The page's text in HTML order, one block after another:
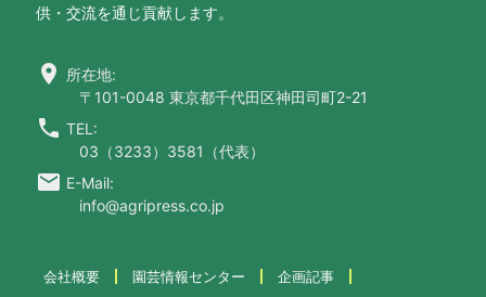
供・交流を通じ貢献します。
location_on 所在地:
〒101-0048 東京都千代田区神田司町2-21
call TEL:
03（3233）3581（代表）
email E-Mail:
info@agripress.co.jp
会社概要 園芸情報センター 企画記事